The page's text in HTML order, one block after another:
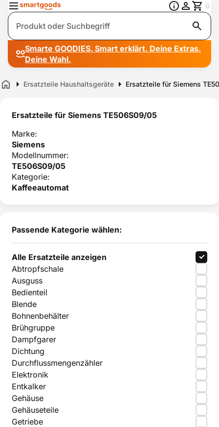
Suche
0
Smarte GOODIES. Smart erklärt. Deine Extras.
Deine Wahl.
Home Ersatzteile Haushaltsgeräte Ersatzteile für Siemens
Ersatzteile für Siemens TE506S09/05
Marke:
Siemens
Modellnummer:
TE506S09/05
Kategorie:
Kaffeeautomat
Passende Kategorie wählen:
Alle Ersatzteile anzeigen
Abtropfschale
Ausguss
Bedienteil
Blende
Bohnenbehälter
Brühgruppe
Dampfgarer
Dichtung
Durchflussmengenzähler
Elektronik
Entkalker
Gehäuse
Gehäuseteile
Getriebe